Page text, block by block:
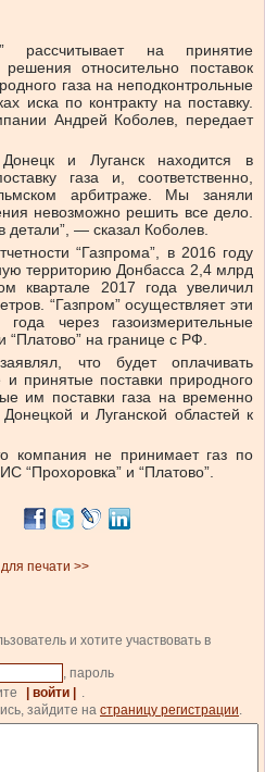
рассчитывает на принятие
относительно поставок
газа на неподконтрольные
иска по контракту на поставку.
Андрей Коболев, передает
и Луганск находится в
газа и, соответственно,
арбитраже. Мы заняли
невозможно решить все дело.
детали”, — сказал Коболев.
“Газпрома”, в 2016 году
территорию Донбасса 2,4 млрд
квартале 2017 года увеличил
“Газпром” осуществляет эти
через газоизмерительные
“Платово” на границе с РФ.
что будет оплачивать
и принятые поставки природного
им поставки газа на временно
и Луганской областей к
компания не принимает газ по
“Прохоровка” и “Платово”.
печати >>
и хотите участвовать в
, пароль
| войти |
.
зайдите на страницу регистрации.